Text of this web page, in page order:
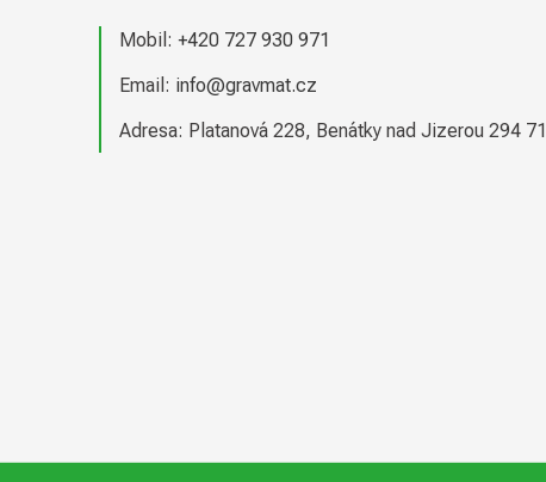
Mobil: +420 727 930 971
Email: info@gravmat.cz
Adresa: Platanová 228, Benátky nad Jizerou 294 71